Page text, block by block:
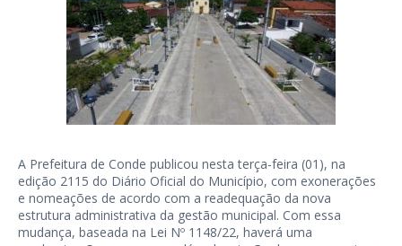
A Prefeitura de Conde publicou nesta terça-feira (01), na
edição 2115 do Diário Oficial do Município, com exonerações
e nomeações de acordo com a readequação da nova
estrutura administrativa da gestão municipal. Com essa
mudança, baseada na Lei Nº 1148/22, haverá uma